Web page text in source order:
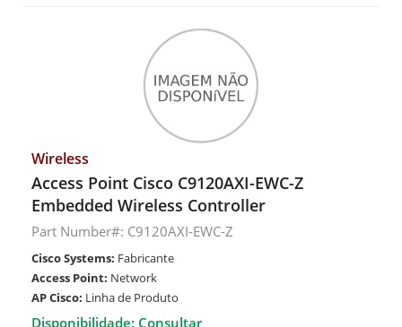
Wireless
Access Point Cisco C9120AXI-EWC-Z
Embedded Wireless Controller
Part Number#: C9120AXI-EWC-Z
Cisco Systems: Fabricante
Access Point: Network
AP Cisco: Linha de Produto
Disponibilidade: Consultar